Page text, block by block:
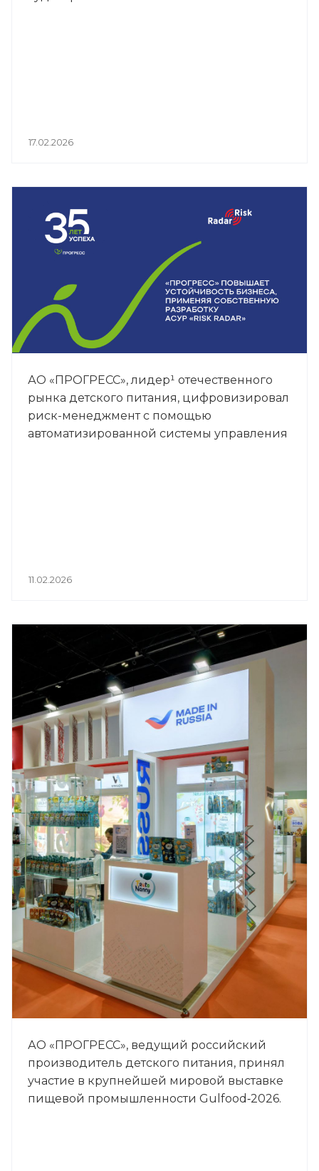
17.02.2026
АО «ПРОГРЕСС», лидер¹ отечественного
рынка детского питания, цифровизировал
риск-менеджмент с помощью
автоматизированной системы управления
11.02.2026
АО «ПРОГРЕСС», ведущий российский
производитель детского питания, принял
участие в крупнейшей мировой выставке
пищевой промышленности Gulfood‑2026.